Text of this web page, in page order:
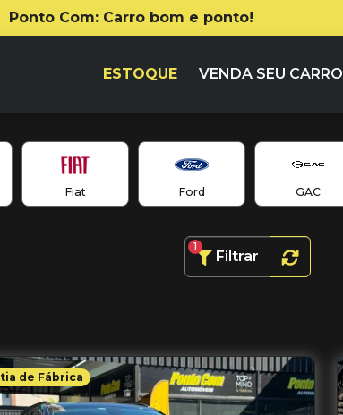
Ponto Com: Carro bom e ponto!
ESTOQUE VENDA SEU CARRO
Fiat Ford GAC
Filtrar
1
de Fábrica